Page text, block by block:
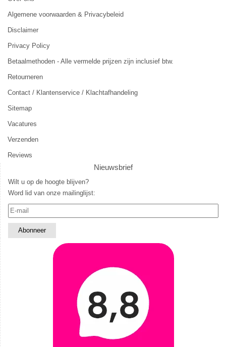
Algemene voorwaarden & Privacybeleid
Disclaimer
Privacy Policy
Betaalmethoden - Alle vermelde prijzen zijn inclusief btw.
Retourneren
Contact / Klantenservice / Klachtafhandeling
Sitemap
Vacatures
Verzenden
Reviews
Nieuwsbrief
Wilt u op de hoogte blijven?
Word lid van onze mailinglijst: